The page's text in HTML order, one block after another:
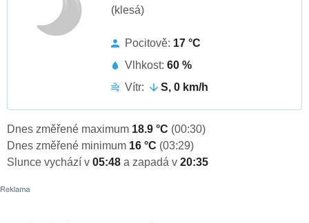
(klesá)
Pocitově: 17 °C
Vlhkost: 60 %
Vítr:
S, 0 km/h
Dnes změřené maximum 18.9 °C (00:30)
Dnes změřené minimum 16 °C (03:29)
Slunce vychází v 05:48 a zapadá v 20:35